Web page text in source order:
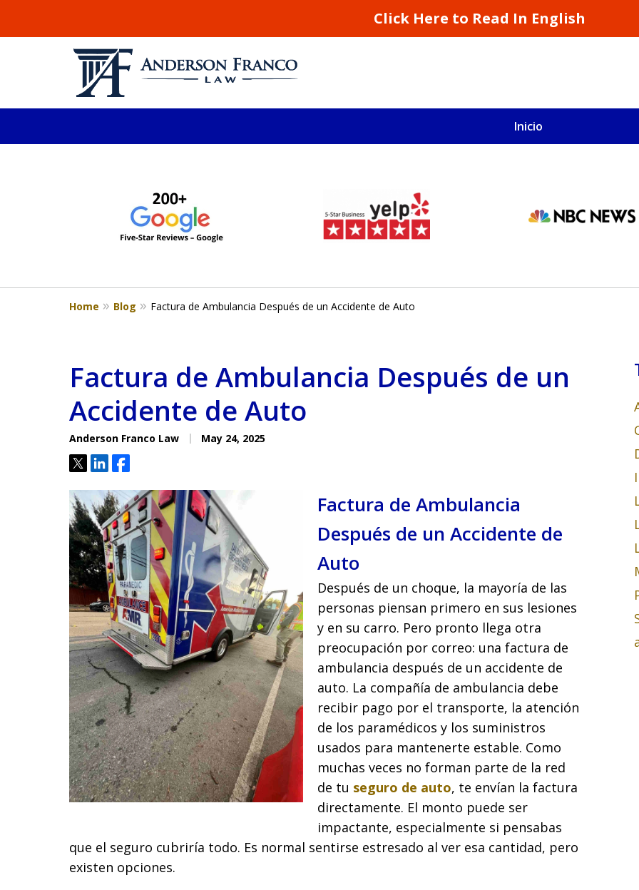
Click Here to Read In English
Inicio
Millones recuperados en el área de San Francisco y California
4
Home Blog Factura de Ambulancia Después de un Accidente de Auto
Factura de Ambulancia Después de un
Accidente de Auto
Anderson Franco Law May 24, 2025
TweetShareShare
Factura de Ambulancia
Después de un Accidente de
Auto
Después de un choque, la mayoría de las
personas piensan primero en sus lesiones
y en su carro. Pero pronto llega otra
preocupación por correo: una factura de
ambulancia después de un accidente de
auto. La compañía de ambulancia debe
recibir pago por el transporte, la atención
de los paramédicos y los suministros
usados para mantenerte estable. Como
muchas veces no forman parte de la red
de tu seguro de auto, te envían la factura
directamente. El monto puede ser
impactante, especialmente si pensabas
que el seguro cubriría todo. Es normal sentirse estresado al ver esa cantidad, pero
existen opciones.